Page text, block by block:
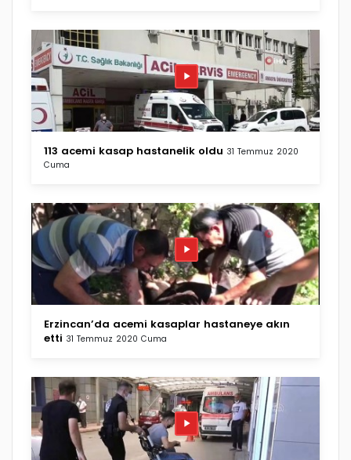
113 acemi kasap hastanelik oldu 31 Temmuz 2020
Cuma
Erzincan’da acemi kasaplar hastaneye akın
etti 31 Temmuz 2020 Cuma